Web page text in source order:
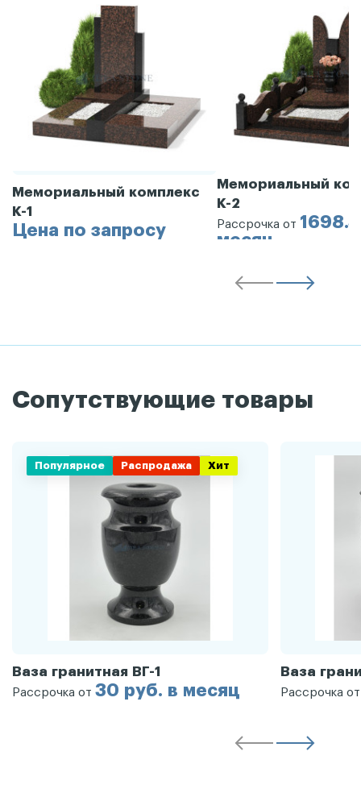
Мемориальный комплекс
К-1
Цена по запросу
Мемориальный
К-2
Рассрочка от
месяц
Сопутствующие товары
Популярное Распродажа Хит
Ваза гранитная ВГ-1
Рассрочка от 30 руб. в месяц
Ваза
Рассрочка